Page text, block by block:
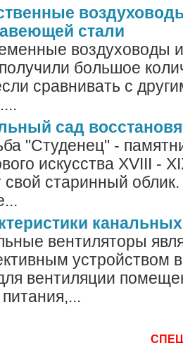
стали
воздуховоды
большое
сравнивать с
сад
"Студенец" -
искусства ХVIII -
свой старинный
вентиляторы
устройством
вентиляции